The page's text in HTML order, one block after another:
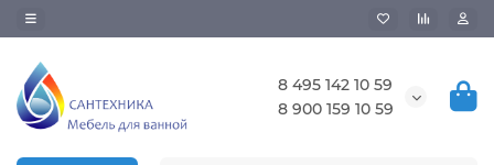
8 495 142 10 59
8 900 159 10 59